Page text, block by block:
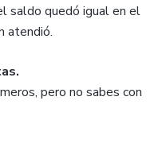
saldo quedó igual en el
atendió.
pero no sabes con